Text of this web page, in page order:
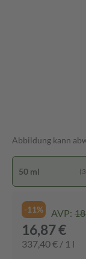
Abbildung kann
50 ml
-11% AVP:
16,87 €
337,40 € / 1 l